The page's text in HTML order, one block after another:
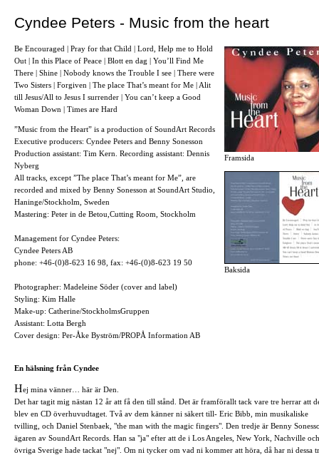
Cyndee Peters - Music from the heart
Framsida
Baksida
Be Encouraged | Pray for that Child | Lord, Help me to Hold
Out | In this Place of Peace | Blott en dag | You’ll Find Me
There | Shine | Nobody knows the Trouble I see | There were
Two Sisters | Forgiven | The place That’s meant for Me | Alit
till Jesus/All to Jesus I surrender | You can’t keep a Good
Woman Down | Times are Hard
”Music from the Heart” is a production of SoundArt Records
Executive producers: Cyndee Peters and Benny Sonesson
Production assistant: Tim Kern. Recording assistant: Dennis
Nyberg
All tracks, except ”The place That’s meant for Me”, are
recorded and mixed by Benny Sonesson at SoundArt Studio,
Haninge/Stockholm, Sweden
Mastering: Peter in de Betou,Cutting Room, Stockholm
Management for Cyndee Peters:
Cyndee Peters AB
phone: +46-(0)8-623 16 98, fax: +46-(0)8-623 19 50
Photographer: Madeleine Söder (cover and label)
Styling: Kim Halle
Make-up: Catherine/StockholmsGruppen
Assistant: Lotta Bergh
Cover design: Per-Åke Byström/PROPÅ Information AB
En hälsning från Cyndee
Hej mina vänner… här är Den.
Det har tagit mig nästan 12 år att få den till stånd. Det är framförallt tack vare tre herrar att
blev en CD överhuvudtaget. Två av dem känner ni säkert till- Eric Bibb, min musikaliske
tvilling, och Daniel Stenbaek, "the man with the magic fingers". Den tredje är Benny
ägaren av SoundArt Records. Han sa "ja" efter att de i Los Angeles, New York, Nachville och
övriga Sverige hade tackat "nej". Om ni tycker om vad ni kommer att höra, då har ni dessa